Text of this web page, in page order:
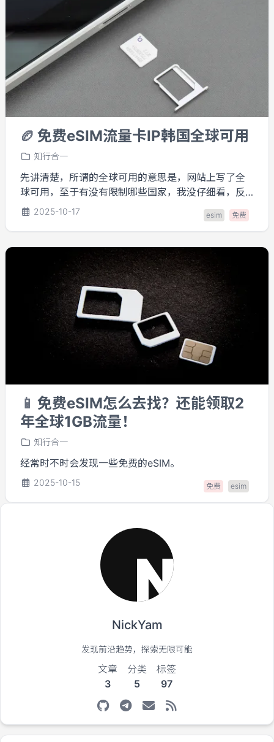
🏉 免费eSIM流量卡IP韩国全球可用
知行合一
先讲清楚，所谓的全球可用的意思是，网站上写了全
球可用，至于有没有限制哪些国家，我没仔细看，反
正中国是可以用的。 如果你还想申请，那就继续
往下看吧，特别是红字部分要看清楚，因为这次的免
2025-10-17 esim 免费
📱 免费eSIM怎么去找？还能领取2
年全球1GB流量！
知行合一
经常时不时会发现一些免费的eSIM。
2025-10-15 免费 esim
NickYam
发现前沿趋势，探索无限可能
文章
3
分类
5
标签
97